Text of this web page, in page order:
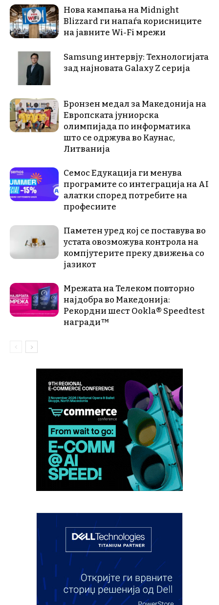
Нова кампања на Midnight
Blizzard ги напаѓа корисниците
на јавните Wi-Fi мрежи
Samsung интервју: Технологијата
зад најновата Galaxy Z серија
Бронзен медал за Македонија на
Европската јуниорска
олимпијада по информатика
што се одржува во Каунас,
Литванија
Семос Едукација ги менува
програмите со интеграција на AI
алатки според потребите на
професиите
Паметен уред кој се поставува во
устата овозможува контрола на
компјутерите преку движења со
јазикот
Мрежата на Телеком повторно
најдобра во Македонија:
Рекордни шест Ookla® Speedtest
награди™